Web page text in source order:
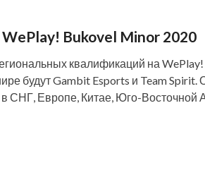
Bukovel Minor 2020
квалификаций на
будут Gambit Esports и Team Spirit.
СНГ, Европе, Китае, Юго-Восточной